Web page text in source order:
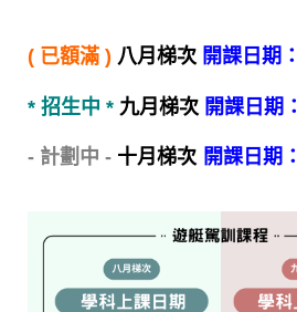
( 已額滿 ) 八月梯次 開課日期：
* 招生中 * 九月梯次 開課日期：
- 計劃中 - 十月梯次 開課日期：